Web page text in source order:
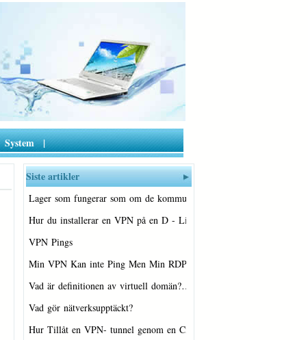
System |
Siste artikler
Lager som fungerar som om de kommunicera…
Hur du installerar en VPN på en D - Lin…
VPN Pings
Min VPN Kan inte Ping Men Min RDP kan pi…
Vad är definitionen av virtuell domän?…
Vad gör nätverksupptäckt?
Hur Tillåt en VPN- tunnel genom en Cisc…